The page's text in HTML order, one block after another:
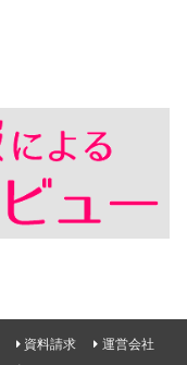
資料請求
運営会社